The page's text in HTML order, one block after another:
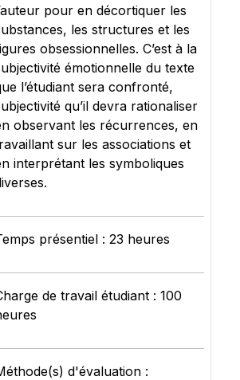
pour en décortiquer les
les structures et les
obsessionnelles. C’est à la
émotionnelle du texte
l’étudiant sera confronté,
qu’il devra rationaliser
observant les récurrences, en
sur les associations et
interprétant les symboliques
présentiel : 23 heures
de travail étudiant : 100
d'évaluation :